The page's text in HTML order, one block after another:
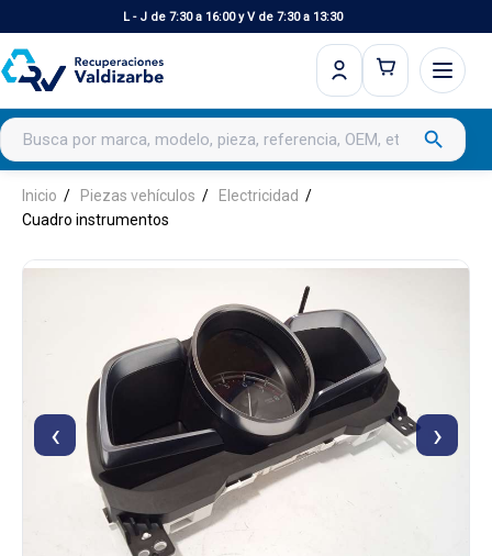
L - J de 7:30 a 16:00 y V de 7:30 a 13:30
Buscar productos search
Inicio Piezas vehículos
Electricidad
Cuadro instrumentos
‹ ›